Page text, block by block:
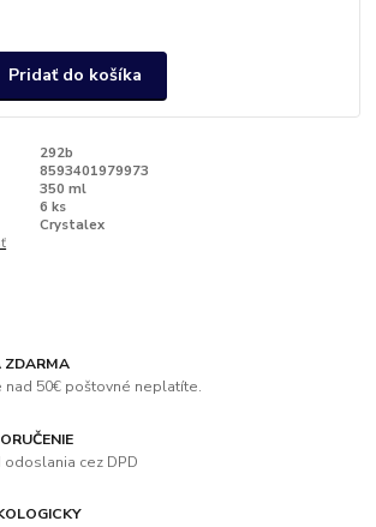
Pridať do košíka
292b
8593401979973
350 ml
6 ks
Crystalex
ZDARMA
nad 50€ poštovné neplatíte.
odoslania cez DPD